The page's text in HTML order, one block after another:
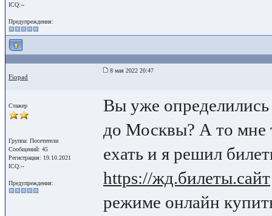
ICQ:--
Предупреждения:
Fiopad
8 мая 2022 20:47
Стажер
Группа: Посетители
Сообщений: 45
Регистрация: 19.10.2021
ICQ:--
Предупреждения:
Вы уже определились
до Москвы? А то мне
ехать и я решил
https://жд.билеты.сайт
режиме онлайн